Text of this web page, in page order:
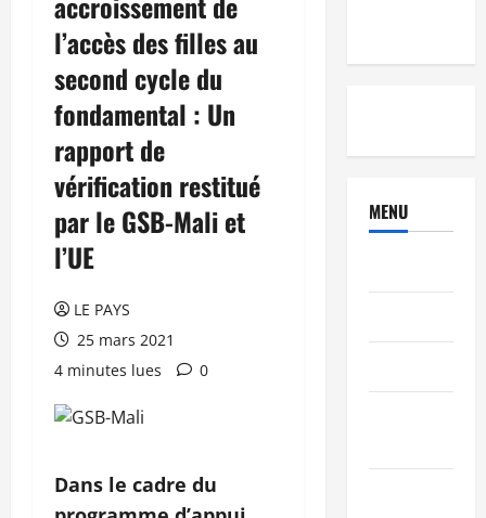
l’accès des filles au
second cycle du
fondamental : Un
rapport de
vérification restitué
par le GSB-Mali et
l’UE
LE PAYS
25 mars 2021
4 minutes lues
0
Dans le cadre du
MENU